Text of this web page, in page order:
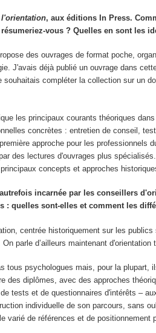
, aux éditions In Press.
vous ? Quelles en sont les
des ouvrages de format poche,
J'avais déjà publié un ouvrage dans
compléter la collection sur un
les principaux courants théoriques
concrètes : entretien de conseil,
approche pour les professionnels
des lectures d'ouvrages plus
concepts et approches
incarnée par les conseillers
: quelles sont-elles et comment les
centrée historiquement sur les
parle d’ailleurs maintenant d'orientation
tous psychologues mais, pour la plupart,
des diplômes, avec des approches
tests et de questionnaires d'intérêts –
individuelle de son parcours, sans
varié de références et de positionnement